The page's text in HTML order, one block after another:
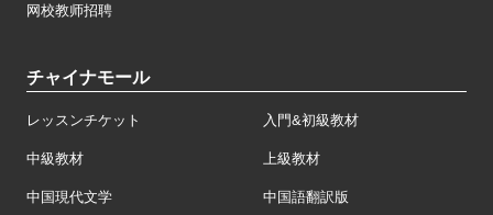
网校教师招聘
チャイナモール
レッスンチケット 入門&初級教材
中級教材 上級教材
中国現代文学 中国語翻訳版